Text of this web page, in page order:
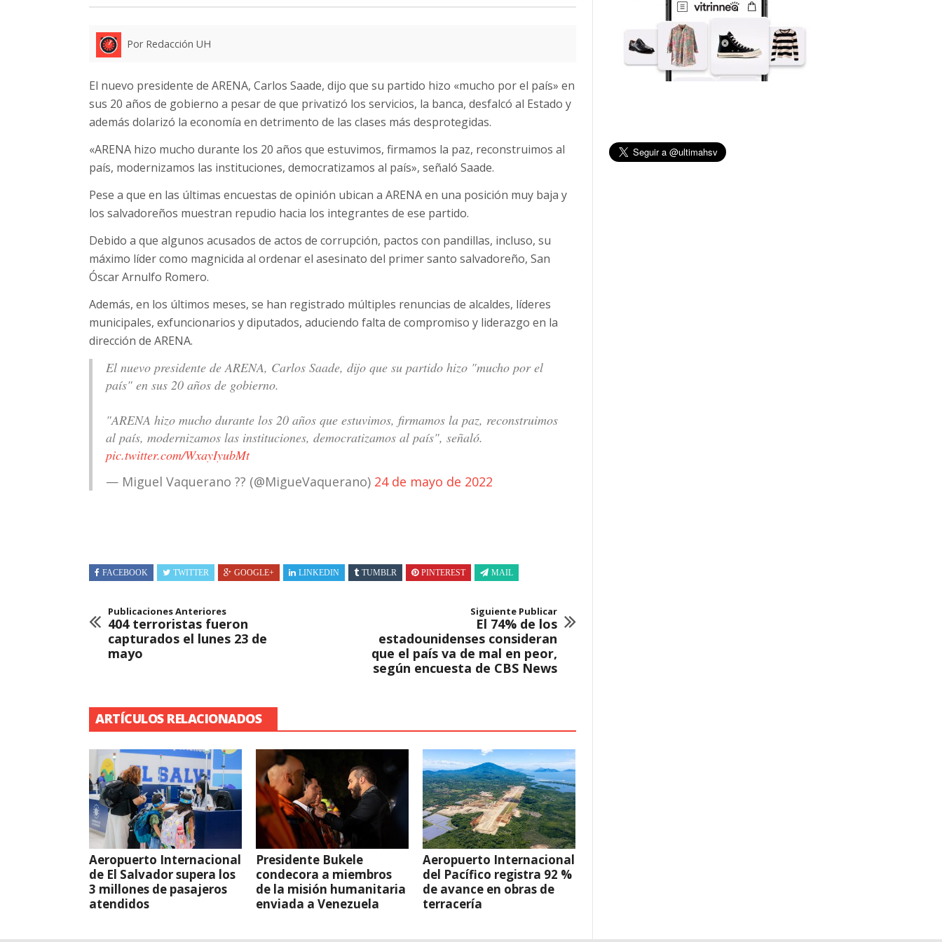
Por Redacción UH
El nuevo presidente de ARENA, Carlos Saade, dijo que su partido hizo «mucho por el país» en
sus 20 años de gobierno a pesar de que privatizó los servicios, la banca, desfalcó al Estado y
además dolarizó la economía en detrimento de las clases más desprotegidas.
«ARENA hizo mucho durante los 20 años que estuvimos, firmamos la paz, reconstruimos al
país, modernizamos las instituciones, democratizamos al país», señaló Saade.
Pese a que en las últimas encuestas de opinión ubican a ARENA en una posición muy baja y
los salvadoreños muestran repudio hacia los integrantes de ese partido.
Debido a que algunos acusados de actos de corrupción, pactos con pandillas, incluso, su
máximo líder como magnicida al ordenar el asesinato del primer santo salvadoreño, San
Óscar Arnulfo Romero.
Además, en los últimos meses, se han registrado múltiples renuncias de alcaldes, líderes
municipales, exfuncionarios y diputados, aduciendo falta de compromiso y liderazgo en la
dirección de ARENA.
El nuevo presidente de ARENA, Carlos Saade, dijo que su partido hizo "mucho por el
país" en sus 20 años de gobierno.
"ARENA hizo mucho durante los 20 años que estuvimos, firmamos la paz, reconstruimos
al país, modernizamos las instituciones, democratizamos al país", señaló.
pic.twitter.com/WxayIyubMt
— Miguel Vaquerano ?? (@MigueVaquerano) 24 de mayo de 2022
FACEBOOK TWITTER GOOGLE+ LINKEDIN TUMBLR PINTEREST MAIL
Publicaciones Anteriores
404 terroristas fueron
capturados el lunes 23 de
mayo
Siguiente Publicar
El 74% de los
estadounidenses consideran
que el país va de mal en peor,
según encuesta de CBS News
ARTÍCULOS RELACIONADOS
Aeropuerto Internacional
de El Salvador supera los
3 millones de pasajeros
atendidos
Presidente Bukele
condecora a miembros
de la misión humanitaria
enviada a Venezuela
Aeropuerto Internacional
del Pacífico registra 92 %
de avance en obras de
terracería